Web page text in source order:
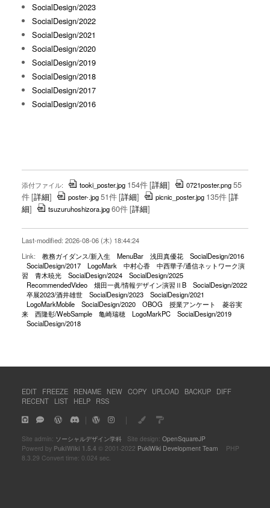
SocialDesign/2023
SocialDesign/2022
SocialDesign/2021
SocialDesign/2020
SocialDesign/2019
SocialDesign/2018
SocialDesign/2017
SocialDesign/2016
添付ファイル: tooki_poster.jpg 154件[詳細] 0721poster.png55
件[詳細] poster-.jpg51件[詳細] picnic_poster.jpg 135件[詳
細] tsuzuruhoshizora.jpg60件[詳細]
Last-modified: 2026-08-06 (木) 18:44:24
Link:
教務ガイダンス/新入生 MenuBar 浅田真優花
SocialDesign/2016
SocialDesign/2017
LogoMark 中村心香
中西華子/通信ネットワーク演
習
青木暁光 SocialDesign/2024
SocialDesign/2025
RecommendedVideo
畑田一眞/情報デザイン演習ⅡB
SocialDesign/2022
卒展2023/酒井雄世
SocialDesign/2023
SocialDesign/2021
LogoMarkMobile
SocialDesign/2020 OBOG 授業アンケート
菱谷実
来
西隆彰/WebSample 亀崎瑞穂 LogoMarkPC
SocialDesign/2019
SocialDesign/2018
EDIT FREEZE RENAME NEW COPY UPLOAD BACKUP
DIFF
RECENT
LIST HELP RSS
｜ ｜
Site admin: ソーシャルデザイン学科Site design: OpenSquareJP
Powerd by PukiWiki 1.5.4 © 2001-2022 PukiWiki Development Team PHP
8.3.29 Convert time: 0.024 sec.